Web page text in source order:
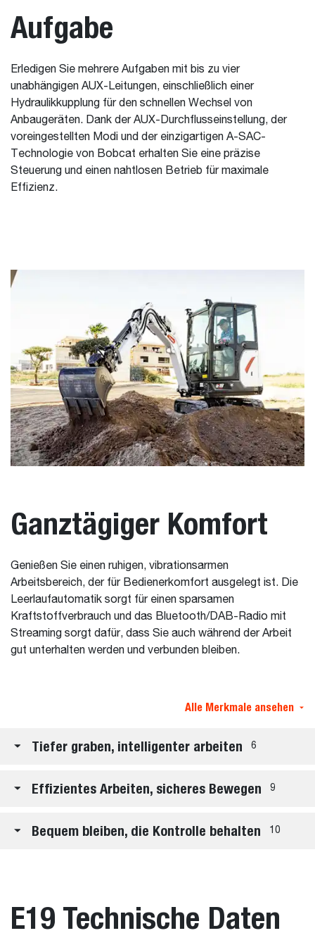
Aufgabe
Erledigen Sie mehrere Aufgaben mit bis zu vier
unabhängigen AUX-Leitungen, einschließlich einer
Hydraulikkupplung für den schnellen Wechsel von
Anbaugeräten. Dank der AUX-Durchflusseinstellung, der
voreingestellten Modi und der einzigartigen A-SAC-
Technologie von Bobcat erhalten Sie eine präzise
Steuerung und einen nahtlosen Betrieb für maximale
Effizienz.
Ganztägiger Komfort
Genießen Sie einen ruhigen, vibrationsarmen
Arbeitsbereich, der für Bedienerkomfort ausgelegt ist. Die
Leerlaufautomatik sorgt für einen sparsamen
Kraftstoffverbrauch und das Bluetooth/DAB-Radio mit
Streaming sorgt dafür, dass Sie auch während der Arbeit
gut unterhalten werden und verbunden bleiben.
Alle Merkmale ansehen
Tiefer graben, intelligenter arbeiten 6
Effizientes Arbeiten, sicheres Bewegen 9
Bequem bleiben, die Kontrolle behalten 10
E19 Technische Daten